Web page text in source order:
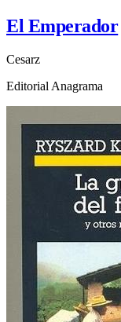
El Emperador
Cesarz
Editorial Anagrama